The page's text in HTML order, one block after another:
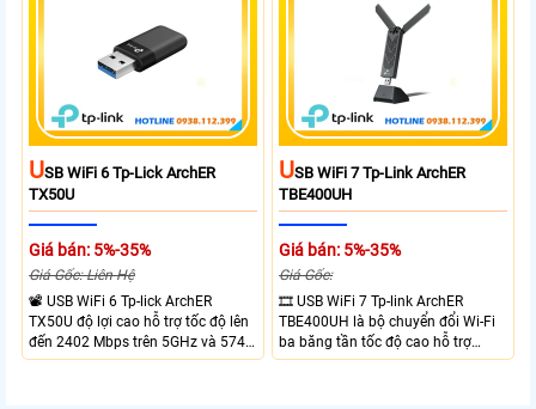
leading-edge features.
ổn định cho mạng Wi-Fi của bạn.
USB WiFi 6 Tp-Lick ArchER
TX50U
Giá bán: 5%-35%
Giá Gốc: Liên Hệ
📽 USB WiFi 6 Tp-lick ArchER
TX50U độ lợi cao hỗ trợ tốc độ lên
đến 2402 Mbps trên 5GHz và 574
Mbps trên 2.4GHz mang đến kết
USB WiFi 7 Tp-Link ArchER
TBE400UH
Giá bán: 5%-35%
Giá Gốc:
🎞 USB WiFi 7 Tp-link ArchER
TBE400UH là bộ chuyển đổi Wi-Fi
ba băng tần tốc độ cao hỗ trợ
2882 Mbps trên 6GHz, 2882 Mbps